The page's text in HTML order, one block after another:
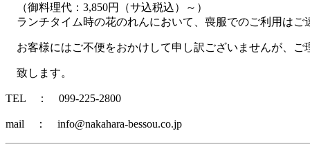
（御料理代：3,850円（サ込税込）～）
ランチタイム時の花のれんにおいて、喪服でのご利用はご
お客様にはご不便をおかけして申し訳ございませんが、ご
致します。
TEL ： 099-225-2800
mail ： info@nakahara-bessou.co.jp